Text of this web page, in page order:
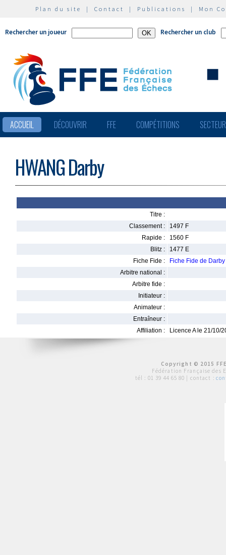
Plan du site | Contact | Publications | Mon
Rechercher un joueur Rechercher un club
ACCUEIL DÉCOUVRIR FFE COMPÉTITIONS
HWANG Darby
Titre :
Classement :
1497 F
Rapide :
1560 F
Blitz :
1477 E
Fiche Fide :
Fiche Fide de
Arbitre national :
Arbitre fide :
Initiateur :
Animateur :
Entraîneur :
Affiliation :
Licence A le 21/10/
Copyright © 2015
Fédération Française des
tél : 01 39 44 65 80 | contact :